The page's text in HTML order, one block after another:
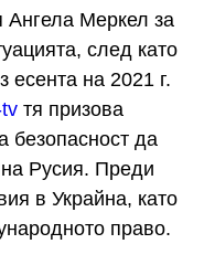
Ангела Меркел за
след като
есента на 2021 г.
тя призова
безопасност да
Русия. Преди
в Украйна, като
право.